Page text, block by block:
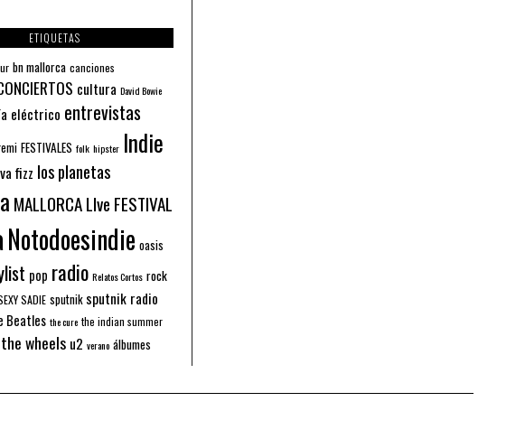
ETIQUETAS
bn mallorca canciones
cultura David Bowie
eléctrico entrevistas
FESTIVALES folk hipster Indie
fizz los planetas
MALLORCA LIve FESTIVAL
Notodoesindie oasis
pop radio Relatos Cortos rock
SADIE sputnik sputnik radio
Beatles the cure the indian summer
the wheels u2 verano álbumes